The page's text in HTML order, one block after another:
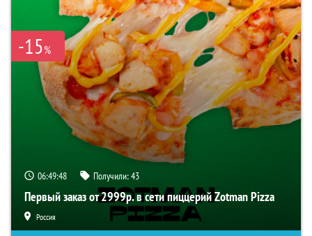
-15%
06:49:47 Получили:43
Первый заказ от 2999р. в сети пиццерий Zotman Pizza
Россия